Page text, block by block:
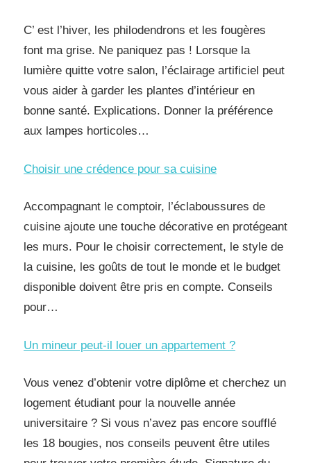
C’ est l’hiver, les philodendrons et les fougères
font ma grise. Ne paniquez pas ! Lorsque la
lumière quitte votre salon, l’éclairage artificiel peut
vous aider à garder les plantes d’intérieur en
bonne santé. Explications. Donner la préférence
aux lampes horticoles…
Choisir une crédence pour sa cuisine
Accompagnant le comptoir, l’éclaboussures de
cuisine ajoute une touche décorative en protégeant
les murs. Pour le choisir correctement, le style de
la cuisine, les goûts de tout le monde et le budget
disponible doivent être pris en compte. Conseils
pour…
Un mineur peut-il louer un appartement ?
Vous venez d’obtenir votre diplôme et cherchez un
logement étudiant pour la nouvelle année
universitaire ? Si vous n’avez pas encore soufflé
les 18 bougies, nos conseils peuvent être utiles